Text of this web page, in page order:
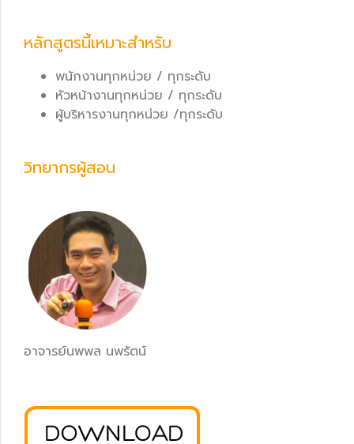
หลักสูตรนี้เหมาะสำหรับ
พนักงานทุกหน่วย / ทุกระดับ
หัวหน้างานทุกหน่วย / ทุกระดับ
ผู้บริหารงานทุกหน่วย /ทุกระดับ
วิทยากรผู้สอน
อาจารย์นพพล นพรัตน์